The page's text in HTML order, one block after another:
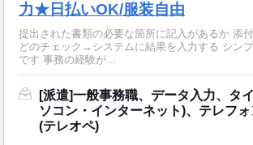
力★日払いOK/服装自由
提出された書類の必要な箇所に記入があるか 添
どのチェック→システムに結果を入力する シン
です 事務の経験が...
[派遣]一般事務職、データ入力、タ
ソコン・インターネット)、テレフ
(テレオペ)